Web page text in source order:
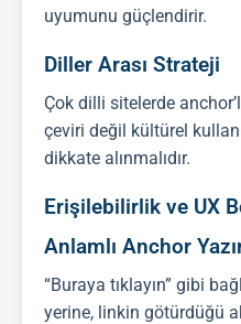
uyumunu güçlendirir.
Diller Arası Strateji
Çok dilli sitelerde
çeviri değil kültürel
dikkate alınmalıdır.
Erişilebilirlik ve UX
Anlamlı Anchor
“Buraya tıklayın” gibi
yerine, linkin götürdüğü